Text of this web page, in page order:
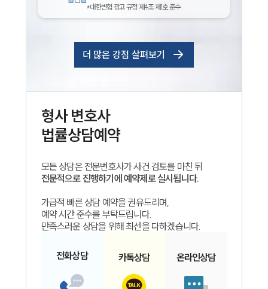
*대한변협 광고 규정 제4조 제1호 준수
더 많은 강점 살펴보기
형사변호사
법률상담예약
모든 상담은 전문변호사가 사건 검토를 마친 뒤
전문적으로 진행하기에 예약제로 실시됩니다.
가급적 빠른 상담 예약을 권유드리며,
예약 시간 준수를 부탁드립니다.
만족스러운 상담을 위해 최선을 다하겠습니다.
전화상담 카톡상담 온라인상담